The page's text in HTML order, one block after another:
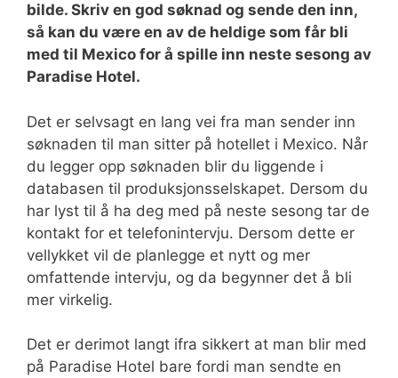
bilde. Skriv en god søknad og sende den inn,
så kan du være en av de heldige som får bli
med til Mexico for å spille inn neste sesong av
Paradise Hotel.
Det er selvsagt en lang vei fra man sender inn
søknaden til man sitter på hotellet i Mexico. Når
du legger opp søknaden blir du liggende i
databasen til produksjonsselskapet. Dersom du
har lyst til å ha deg med på neste sesong tar de
kontakt for et telefonintervju. Dersom dette er
vellykket vil de planlegge et nytt og mer
omfattende intervju, og da begynner det å bli
mer virkelig.
Det er derimot langt ifra sikkert at man blir med
på Paradise Hotel bare fordi man sendte en